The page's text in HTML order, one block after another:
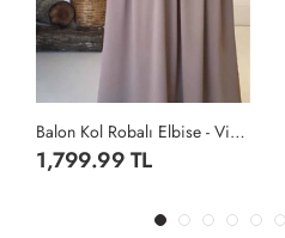
Sahra Ferace Elbise - Vizon
2,199.99 TL